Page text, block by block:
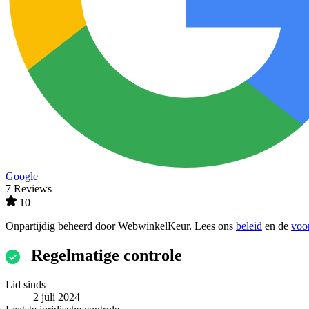
Google
7 Reviews
10
Onpartijdig beheerd doorWebwinkelKeur. Lees ons beleid en de
Regelmatige controle
Lid sinds
2 juli 2024